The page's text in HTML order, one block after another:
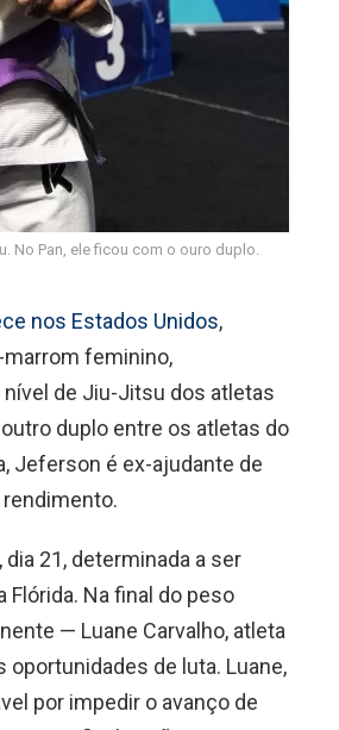
No Pan, ele ficou com o ouro duplo.
nos Estados Unidos,
feminino,
de Jiu-Jitsu dos atletas
duplo entre os atletas do
Jeferson é ex-ajudante de
21, determinada a ser
Na final do peso
— Luane Carvalho, atleta
oportunidades de luta. Luane,
por impedir o avanço de